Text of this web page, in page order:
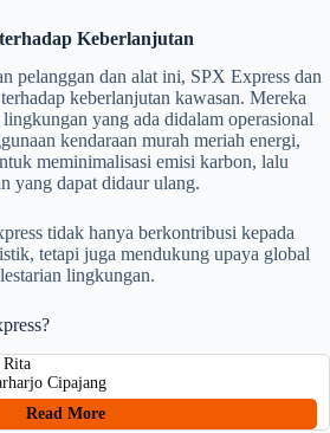
Keberlanjutan
pelanggan dan alat ini, SPX Express dan
keberlanjutan kawasan. Mereka
yang ada didalam operasional
kendaraan murah meriah energi,
meminimalisasi emisi karbon, lalu
yang dapat didaur ulang.
tidak hanya berkontribusi kepada
tetapi juga mendukung upaya global
lingkungan.
Rita
Cipajang
Read More